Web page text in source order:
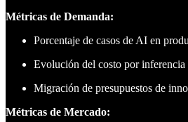
Métricas de Demanda:
Porcentaje de casos de AI en
Evolución del costo por
Migración de presupuestos de
Métricas de Mercado: